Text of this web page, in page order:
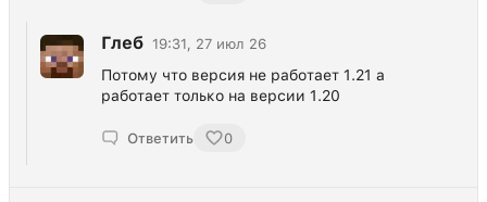
Глеб 19:31, 27 июл 26
Потому что версия не работает 1.21 а
работает только на версии 1.20
Ответить 0